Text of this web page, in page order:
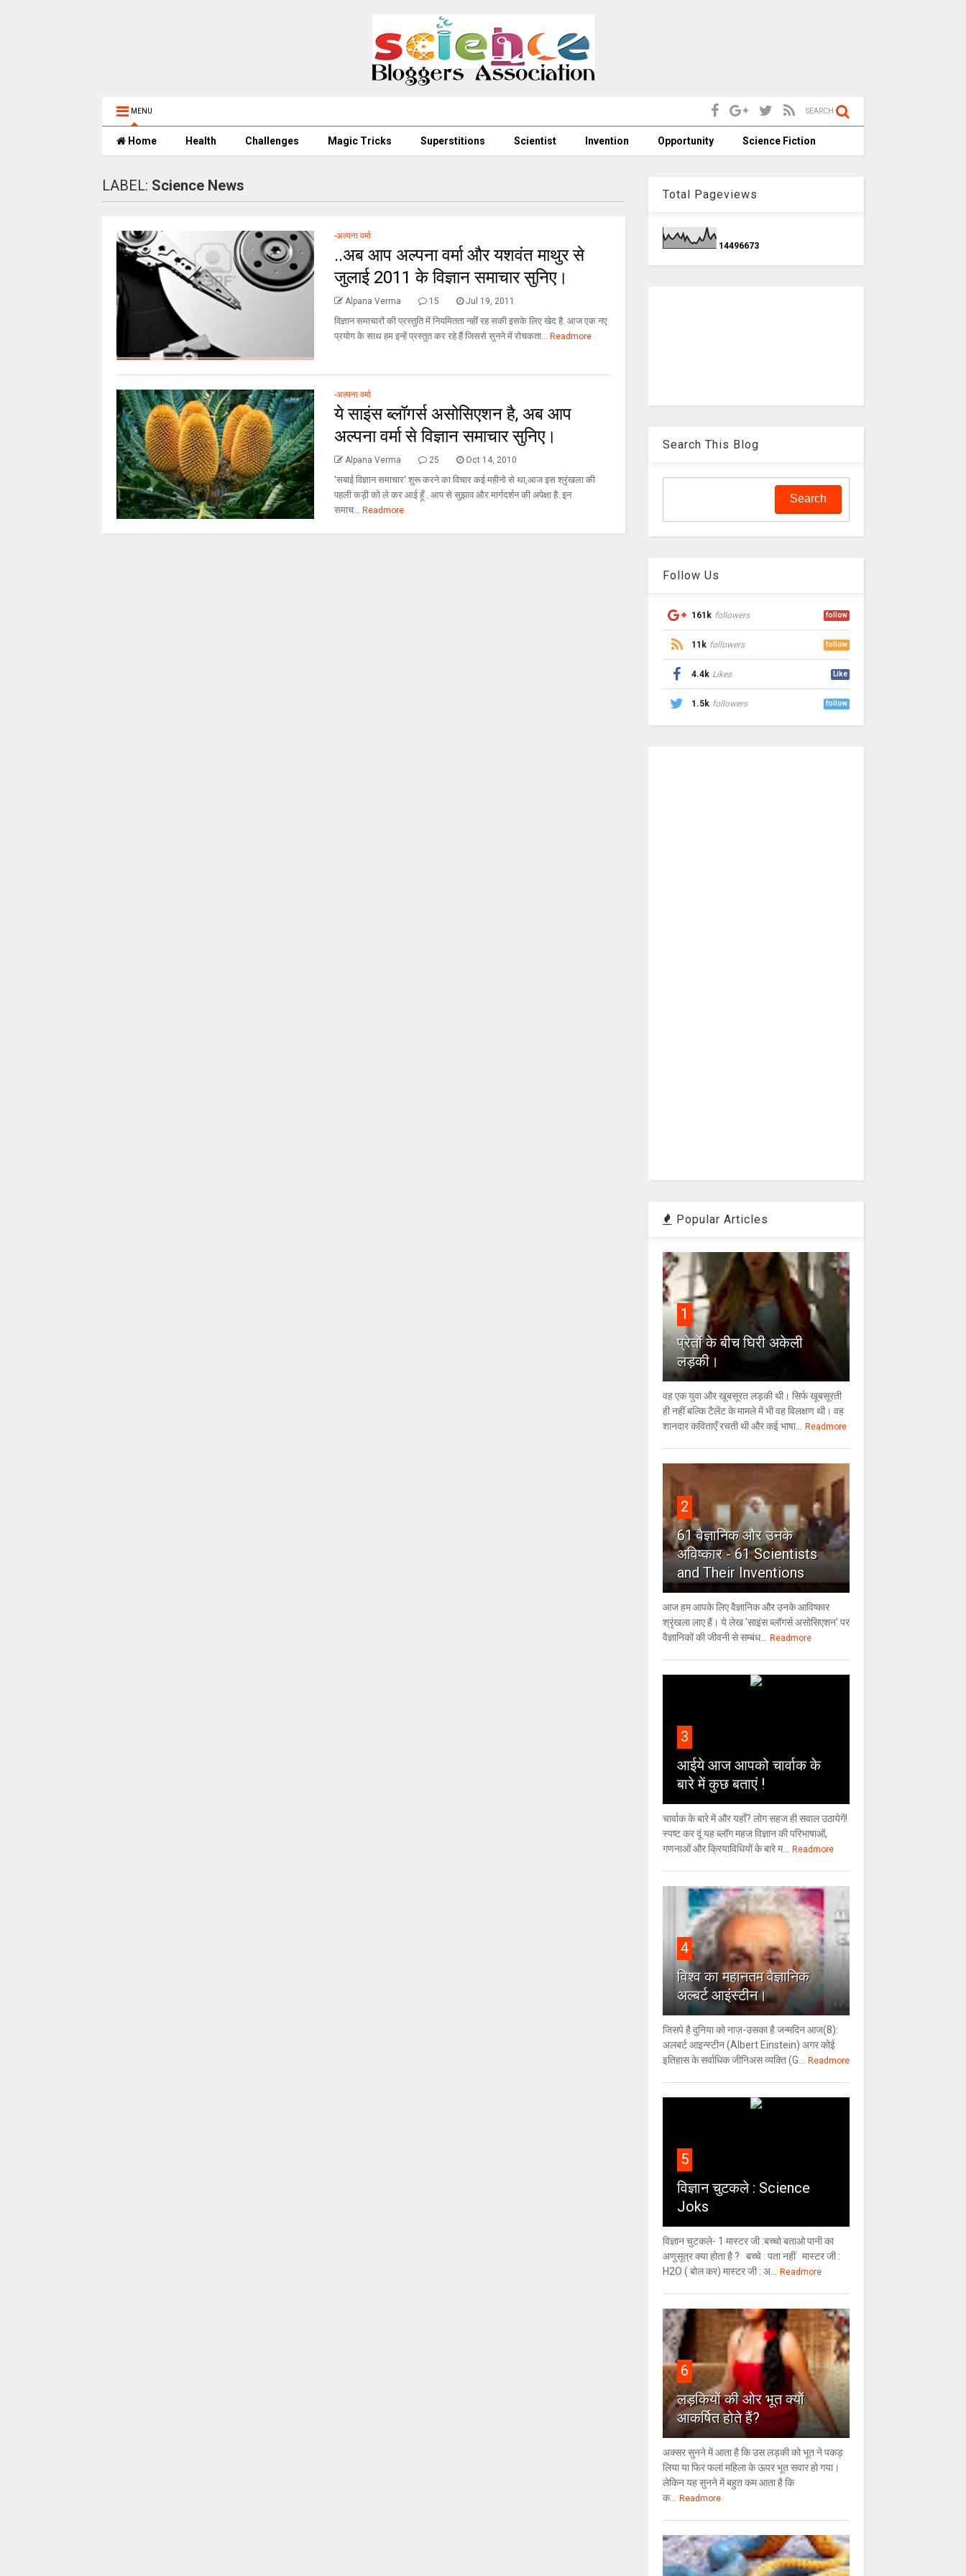
MENU SEARCH
Home Health Challenges Magic Tricks Superstitions Scientist Invention Opportunity Science Fiction
LABEL: Science News
-अल्पना वर्मा
..अब आप अल्‍पना वर्मा और यशवंत माथुर से
जुलाई 2011 के विज्ञान समाचार सुनिए।
Alpana Verma 15 Jul 19, 2011
विज्ञान समाचारों की प्रस्तुति में नियमितता नहीं रह सकी इसके लिए खेद है. आज एक नए
प्रयोग के साथ हम इन्हें प्रस्तुत कर रहे हैं जिससे सुनने में रोचकता... Readmore
-अल्पना वर्मा
ये साइंस ब्लॉगर्स असोसिएशन है, अब आप
अल्पना वर्मा से विज्ञान समाचार सुनिए।
Alpana Verma 25 Oct 14, 2010
'सबाई विज्ञान समाचार' शुरू करने का विचार कई महीनो से था,आज इस श्रृंखला की
पहली कड़ी को ले कर आई हूँ . आप से सुझाव और मार्गदर्शन की अपेक्षा है. इन
समाच... Readmore
Total Pageviews
1 4496673
Search This Blog
Follow Us
161k followers follow
11k followers follow
4.4k Likes Like
1.5k followers follow
Popular Articles
1
प्रेतों के बीच घिरी अकेली
लड़की।
वह एक युवा और खूबसूरत लड़की थी। सिर्फ खूबसूरती
ही नहीं बल्कि टैलेंट के मामले में भी वह विलक्षण थी। वह
शानदार कविताएँ रचती थी और कई भाषा...
Readmore
2
61 वैज्ञानिक और उनके
अविष्कार - 61 Scientists
and Their Inventions
आज हम आपके लिए वैज्ञानिक और उनके आविष्कार
श्रृंखला लाए हैं। ये लेख 'साइंस ब्लॉगर्स असोसिएशन' पर
वैज्ञा‍निकों की जीवनी से सम्बंध...
Readmore
3
आईये आज आपको चार्वाक के
बारे में कुछ बताएं !
चार्वाक के बारे में और यहाँ? लोग सहज ही सवाल उठायेगें!
स्पष्ट कर दूं यह ब्लॉग महज विज्ञान की परिभाषाओं,
गणनाओं और क्रियाविधियों के बारे म...
Readmore
4
विश्‍व का महानतम वैज्ञानिक
अल्बर्ट आइंस्टीन।
जिसपे है दुनिया को नाज़-उसका है जन्मदिन आज(8):
अलबर्ट आइन्स्टीन (Albert Einstein) अगर कोई
इतिहास के सर्वाधिक जीनिअस व्यक्ति (G...
Readmore
5
विज्ञान चुटकले : Science
Joks
विज्ञान चुटकले- 1 मास्टर जी :बच्चो बताओ पानी का
अणुसूत्र क्या होता है ? बच्चे : पता नहीं मास्टर जी :
H2O ( बोल कर) मास्टर जी : अ...
Readmore
6
लड़कियों की ओर भूत क्‍यों
आकर्षित होते हैं?
अक्सर सुनने में आता है कि उस लड़की को भूत ने पकड़
लिया या फिर फलां महिला के ऊपर भूत सवार हो गया।
लेकिन यह सुनने में बहुत कम आता है कि
क...
Readmore